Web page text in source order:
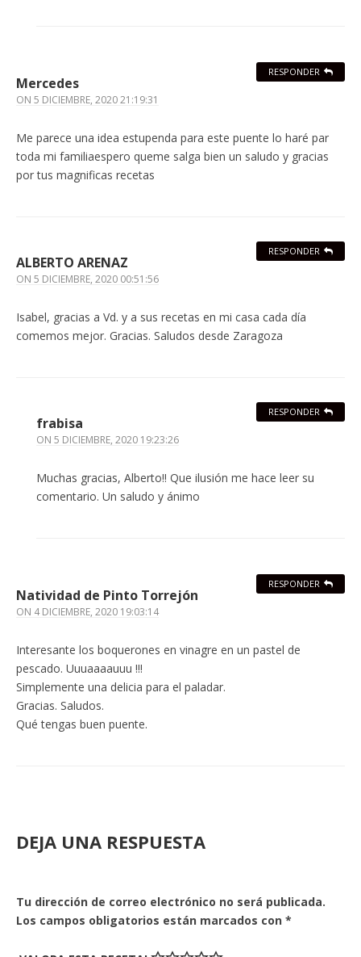
Mercedes
ON 5 DICIEMBRE, 2020 21:19:31
Me parece una idea estupenda para este puente lo haré par
toda mi familiaespero queme salga bien un saludo y gracias
por tus magnificas recetas
RESPONDER
ALBERTO ARENAZ
ON 5 DICIEMBRE, 2020 00:51:56
Isabel, gracias a Vd. y a sus recetas en mi casa cada día
comemos mejor. Gracias. Saludos desde Zaragoza
RESPONDER
frabisa
ON 5 DICIEMBRE, 2020 19:23:26
Muchas gracias, Alberto!! Que ilusión me hace leer su
comentario. Un saludo y ánimo
RESPONDER
Natividad de Pinto Torrejón
ON 4 DICIEMBRE, 2020 19:03:14
Interesante los boquerones en vinagre en un pastel de
pescado. Uuuaaaauuu !!!
Simplemente una delicia para el paladar.
Gracias. Saludos.
Qué tengas buen puente.
RESPONDER
DEJA UNA RESPUESTA
Tu dirección de correo electrónico no será publicada.
Los campos obligatorios están marcados con *